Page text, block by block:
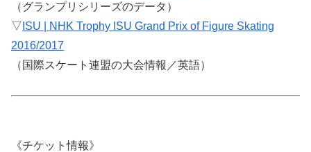
（グランプリシリーズのデータ）
▽ ISU | NHK Trophy ISU Grand Prix of Figure Skating
2016/2017
（国際スケート連盟の大会情報／英語）
《チケット情報》